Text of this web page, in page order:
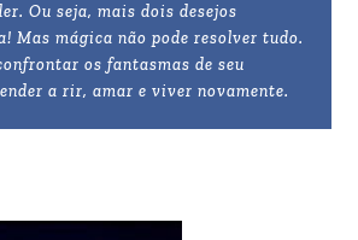
Ou seja, mais dois desejos
Mas mágica não pode resolver tudo.
os fantasmas de seu
a rir, amar e viver novamente.